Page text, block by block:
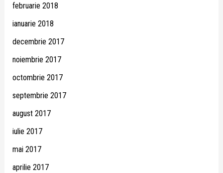
februarie 2018
ianuarie 2018
decembrie 2017
noiembrie 2017
octombrie 2017
septembrie 2017
august 2017
iulie 2017
mai 2017
aprilie 2017